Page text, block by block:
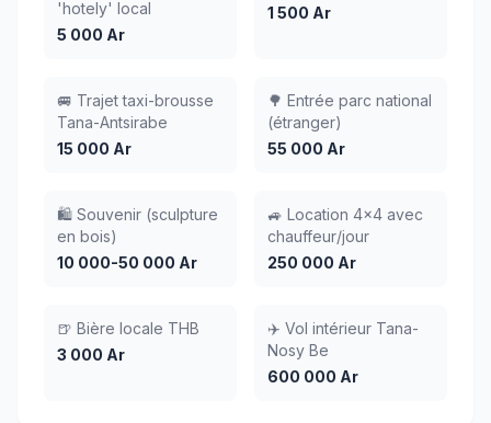
'hotely' local
5 000 Ar
1 500 Ar
🚐 Trajet taxi-brousse
Tana-Antsirabe
15 000 Ar
🌳 Entrée parc national
(étranger)
55 000 Ar
🛍️ Souvenir (sculpture
en bois)
10 000-50 000 Ar
🚙 Location 4x4 avec
chauffeur/jour
250 000 Ar
🍺 Bière locale THB
3 000 Ar
✈️ Vol intérieur Tana-
Nosy Be
600 000 Ar